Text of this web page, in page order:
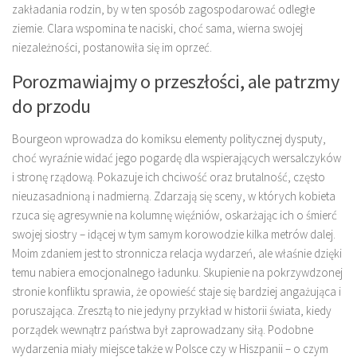
zakładania rodzin, by w ten sposób zagospodarować odległe
ziemie. Clara wspomina te naciski, choć sama, wierna swojej
niezależności, postanowiła się im oprzeć.
Porozmawiajmy o przeszłości, ale patrzmy
do przodu
Bourgeon wprowadza do komiksu elementy politycznej dysputy,
choć wyraźnie widać jego pogardę dla wspierających wersalczyków
i stronę rządową. Pokazuje ich chciwość oraz brutalność, często
nieuzasadnioną i nadmierną. Zdarzają się sceny, w których kobieta
rzuca się agresywnie na kolumnę więźniów, oskarżając ich o śmierć
swojej siostry – idącej w tym samym korowodzie kilka metrów dalej.
Moim zdaniem jest to stronnicza relacja wydarzeń, ale właśnie dzięki
temu nabiera emocjonalnego ładunku. Skupienie na pokrzywdzonej
stronie konfliktu sprawia, że opowieść staje się bardziej angażująca i
poruszająca. Zresztą to nie jedyny przykład w historii świata, kiedy
porządek wewnątrz państwa był zaprowadzany siłą. Podobne
wydarzenia miały miejsce także w Polsce czy w Hiszpanii – o czym